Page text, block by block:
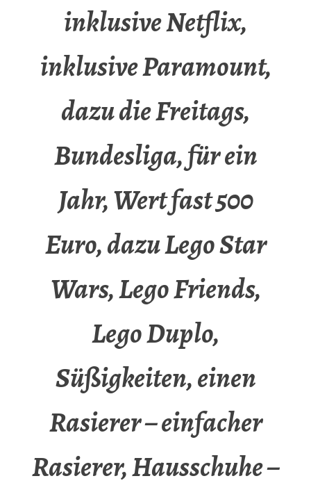
inklusive Netflix,
inklusive Paramount,
dazu die Freitags,
Bundesliga, für ein
Jahr, Wert fast 500
Euro, dazu Lego Star
Wars, Lego Friends,
Lego Duplo,
Süßigkeiten, einen
Rasierer – einfacher
Rasierer, Hausschuhe –